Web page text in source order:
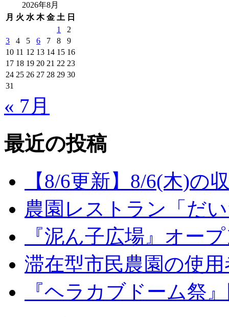
2026年8月
月 火 水 木 金 土 日
1
2
3
4 5 6 7 8
9
10 11 12 13 14 15 16
17 18 19 20 21 22 23
24 25 26 27 28 29 30
31
« 7月
最近の投稿
【8/6更新】8/6(木)の
農園レストラン「だ
『泥ん子広場』オー
滞在型市民農園の使
『ヘラカブドーム祭